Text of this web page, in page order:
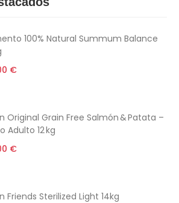
100% Natural Summum Balance
€
Original Grain Free Salmón & Patata –
Adulto 12 kg
€
Friends Sterilized Light 14kg